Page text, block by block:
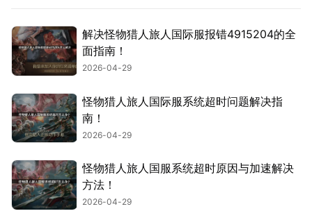
解决怪物猎人旅人国际服报错4915204的全
面指南！
2026-04-29
怪物猎人旅人国际服系统超时问题解决指
南！
2026-04-29
怪物猎人旅人国服系统超时原因与加速解决
方法！
2026-04-29